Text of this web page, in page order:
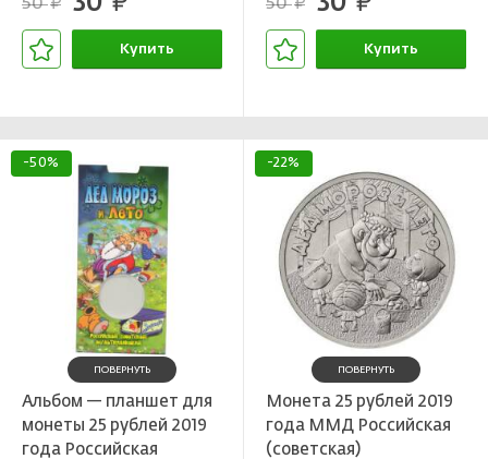
50руб. руб.
Купить
50руб. руб.
Купить
-50%
ПОВЕРНУТЬ
Альбом — планшет для
монеты 25 рублей 2019
года Российская
-22%
ПОВЕРНУТЬ
Монета 25 рублей 2019
года ММД Российская
(советская)